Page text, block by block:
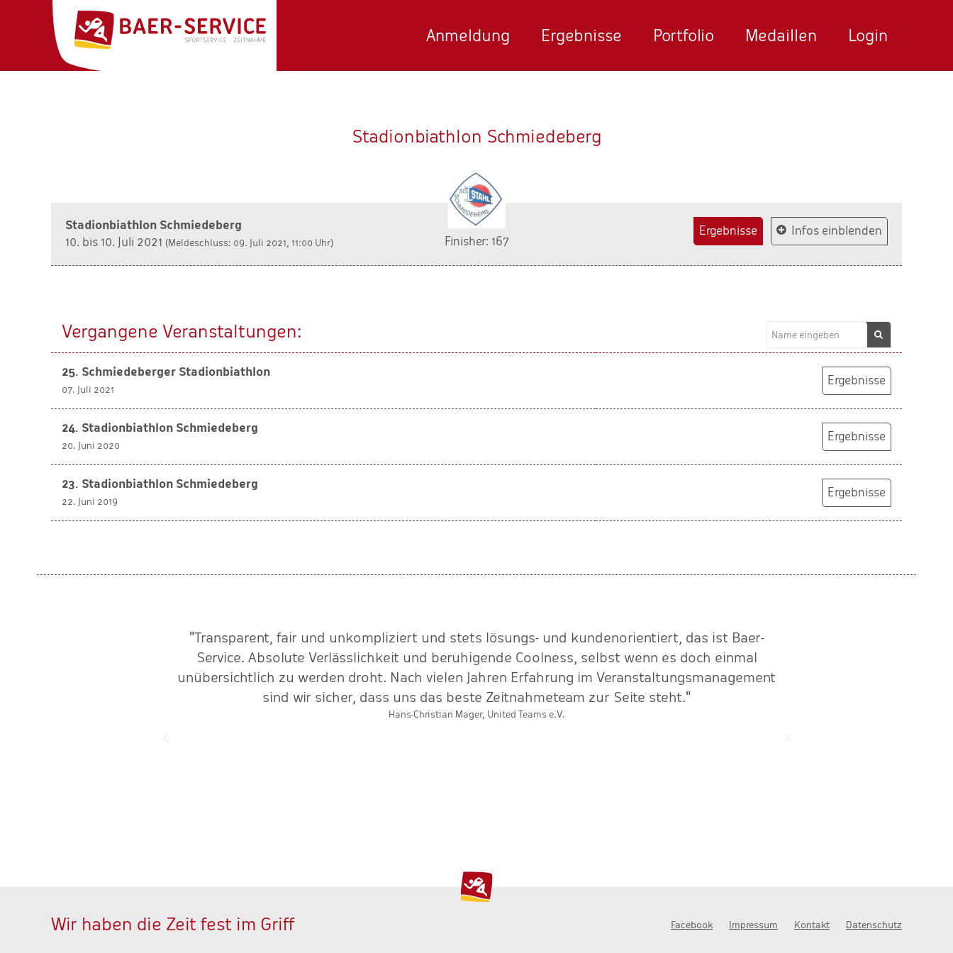
Anmeldung Ergebnisse Portfolio Medaillen Login
Stadionbiathlon Schmiedeberg
Finisher: 167
Stadionbiathlon Schmiedeberg
10. bis 10. Juli 2021 (Meldeschluss: 09. Juli 2021, 11:00 Uhr)
Ergebnisse Infos einblenden
Vergangene Veranstaltungen:
25. Schmiedeberger Stadionbiathlon
07. Juli 2021
Ergebnisse
24. Stadionbiathlon Schmiedeberg
20. Juni 2020
Ergebnisse
23. Stadionbiathlon Schmiedeberg
22. Juni 2019
Ergebnisse
"Transparent, fair und unkompliziert und stets lösungs- und kundenorientiert, das ist Baer-
Service. Absolute Verlässlichkeit und beruhigende Coolness, selbst wenn es doch einmal
unübersichtlich zu werden droht. Nach vielen Jahren Erfahrung im Veranstaltungsmanagement
sind wir sicher, dass uns das beste Zeitnahmeteam zur Seite steht."
Hans-Christian Mager, United Teams e.V.
Wir haben die Zeit fest im Griff Facebook Impressum Kontakt Datenschutz